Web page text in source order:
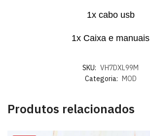
1x cabo usb
1x Caixa e manuais
SKU: VH7DXL99M
Categoria: MOD
Produtos relacionados